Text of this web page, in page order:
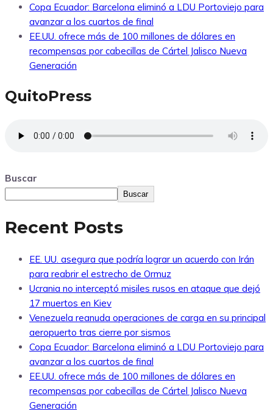
Copa Ecuador: Barcelona eliminó a LDU Portoviejo para
avanzar a los cuartos de final
EE.UU. ofrece más de 100 millones de dólares en
recompensas por cabecillas de Cártel Jalisco Nueva
Generación
QuitoPress
Buscar
Buscar
Recent Posts
EE. UU. asegura que podría lograr un acuerdo con Irán
para reabrir el estrecho de Ormuz
Ucrania no interceptó misiles rusos en ataque que dejó
17 muertos en Kiev
Venezuela reanuda operaciones de carga en su principal
aeropuerto tras cierre por sismos
Copa Ecuador: Barcelona eliminó a LDU Portoviejo para
avanzar a los cuartos de final
EE.UU. ofrece más de 100 millones de dólares en
recompensas por cabecillas de Cártel Jalisco Nueva
Generación